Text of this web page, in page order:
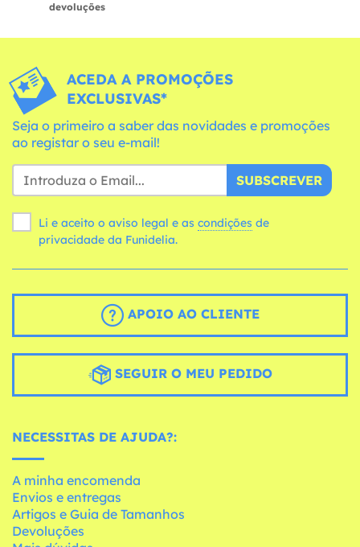
devoluções
ACEDA A PROMOÇÕES
EXCLUSIVAS*
Seja o primeiro a saber das novidades e promoções
ao registar o seu e-mail!
SUBSCREVER
Li e aceito o aviso legal e as condições
privacidade da Funidelia.
APOIO AO CLIENTE
SEGUIR O MEU PEDIDO
NECESSITAS DE AJUDA?:
A minha encomenda
Envios e entregas
Artigos e Guia de Tamanhos
Devoluções